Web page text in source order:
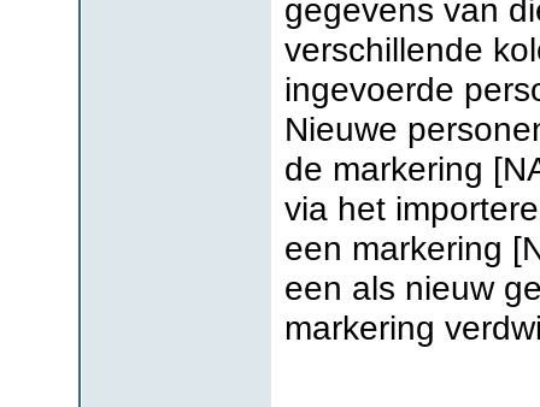
gegevens van
verschillende
ingevoerde
Nieuwe
de markering
via het
een markering
een als nieuw
markering